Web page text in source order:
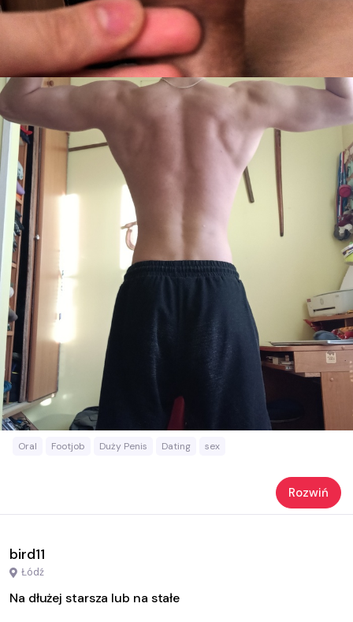
Oral Footjob Duży Penis Dating sex
Rozwiń
bird11
Łódź
Na dłużej starsza lub na stałe